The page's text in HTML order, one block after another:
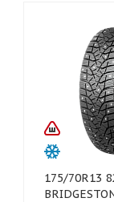
175/70R13